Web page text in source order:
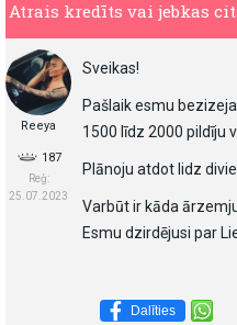
Atrais kredīts vai jebkas
Reeya
187
Reģ:
25.07.2023
Sveikas!
Pašlaik esmu
1500 līdz 2000 pildīju
Plānoju atdot lidz
Varbūt ir kāda
Esmu dzirdējusi par
Dalīties